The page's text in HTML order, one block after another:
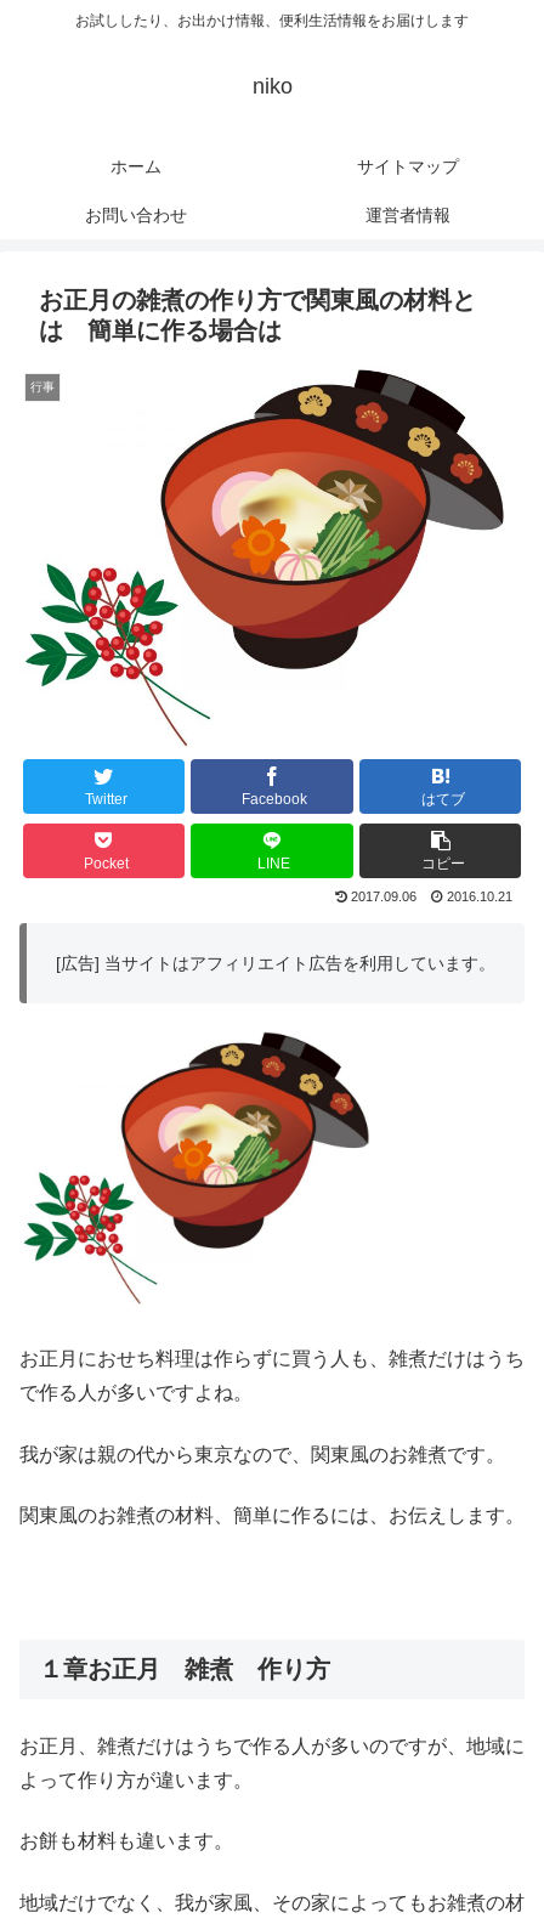
お試ししたり、お出かけ情報、便利生活情報をお届けします
niko
ホーム サイトマップ
お問い合わせ 運営者情報
お正月の雑煮の作り方で関東風の材料と
は 簡単に作る場合は
行事
Twitter Facebook はてブ
Pocket LINE コピー
2017.09.06 2016.10.21
[広告] 当サイトはアフィリエイト広告を利用しています。
お正月におせち料理は作らずに買う人も、雑煮だけはうち
で作る人が多いですよね。
我が家は親の代から東京なので、関東風のお雑煮です。
関東風のお雑煮の材料、簡単に作るには、お伝えします。
１章お正月 雑煮 作り方
お正月、雑煮だけはうちで作る人が多いのですが、地域に
よって作り方が違います。
お餅も材料も違います。
地域だけでなく、我が家風、その家によってもお雑煮の材